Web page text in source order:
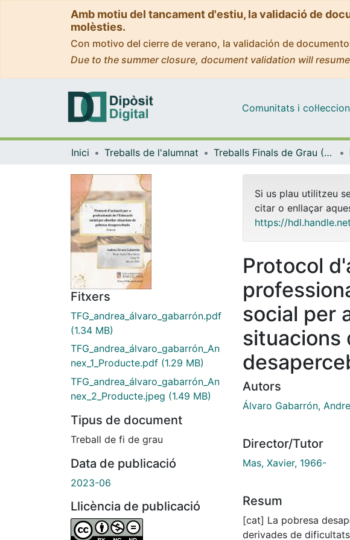
Amb motiu del tancament d'estiu, la validació de
molèsties.
Con motivo del cierre de verano, la validación de
Due to the summer closure, document validation will
Comunitats i
Inici Treballs de l'alumnat Treballs Finals de Grau (TFG) - Educació Social
Fitxers
TFG_andrea_álvaro_gabarrón.pdf
(1.34 MB)
TFG_andrea_álvaro_gabarrón_An
nex_1_Producte.pdf (1.29 MB)
TFG_andrea_álvaro_gabarrón_An
nex_2_Producte.jpeg (1.49 MB)
Tipus de document
Treball de fi de grau
Data de publicació
2023-06
Llicència de publicació
Si us plau utilitzeu
citar o enllaçar
https://
Protocol
social per
situacions
Autors
Álvaro Gabarrón,
Director/Tutor
Mas, Xavier, 1966-
Resum
[cat] La pobresa
derivades de